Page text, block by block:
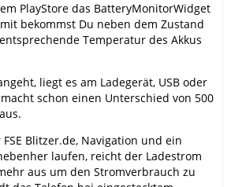
PlayStore das BatteryMonitorWidget
bekommst Du neben dem Zustand
Temperatur des Akkus
liegt es am Ladegerät, USB oder
schon einen Unterschied von 500
Blitzer.de, Navigation und ein
laufen, reicht der Ladestrom
aus um den Stromverbrauch zu